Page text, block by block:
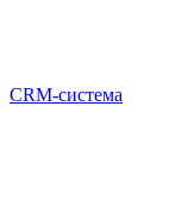
CRM-система